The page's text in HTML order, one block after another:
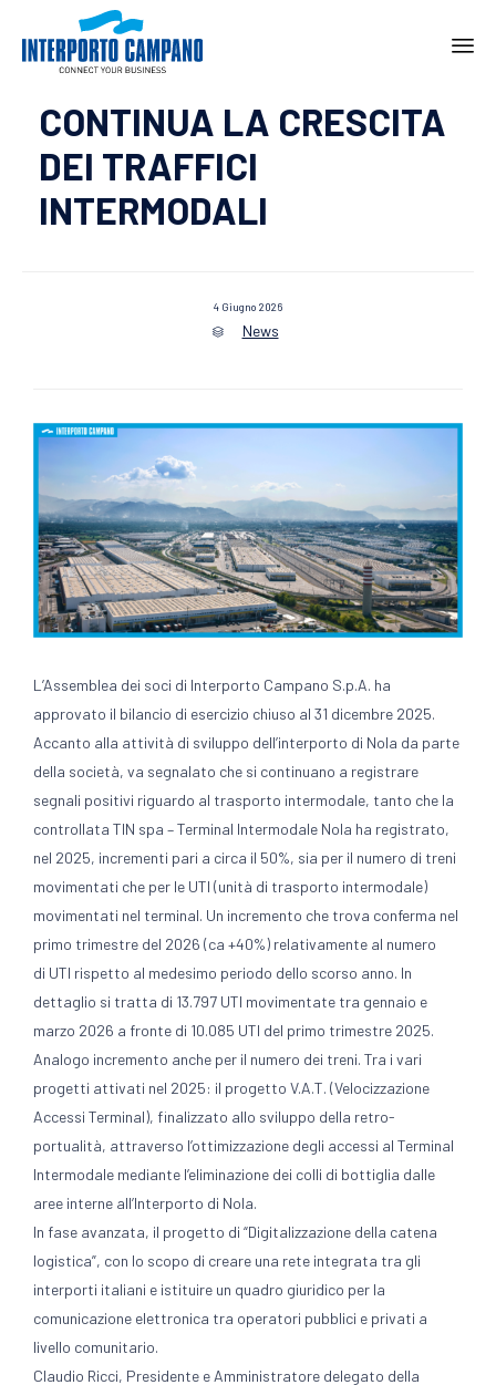
CONTINUA LA CRESCITA
DEI TRAFFICI
INTERMODALI
4 Giugno 2026
 Category
News
L’Assemblea dei soci di Interporto Campano S.p.A. ha
approvato il bilancio di esercizio chiuso al 31 dicembre 2025.
Accanto alla attività di sviluppo dell’interporto di Nola da parte
della società, va segnalato che si continuano a registrare
segnali positivi riguardo al trasporto intermodale, tanto che la
controllata TIN spa – Terminal Intermodale Nola ha registrato,
nel 2025, incrementi pari a circa il 50%, sia per il numero di treni
movimentati che per le UTI (unità di trasporto intermodale)
movimentati nel terminal. Un incremento che trova conferma nel
primo trimestre del 2026 (ca +40%) relativamente al numero
di UTI rispetto al medesimo periodo dello scorso anno. In
dettaglio si tratta di 13.797 UTI movimentate tra gennaio e
marzo 2026 a fronte di 10.085 UTI del primo trimestre 2025.
Analogo incremento anche per il numero dei treni. Tra i vari
progetti attivati nel 2025: il progetto V.A.T. (Velocizzazione
Accessi Terminal), finalizzato allo sviluppo della retro-
portualità, attraverso l’ottimizzazione degli accessi al Terminal
Intermodale mediante l’eliminazione dei colli di bottiglia dalle
aree interne all’Interporto di Nola.
In fase avanzata, il progetto di “Digitalizzazione della catena
logistica”, con lo scopo di creare una rete integrata tra gli
interporti italiani e istituire un quadro giuridico per la
comunicazione elettronica tra operatori pubblici e privati a
livello comunitario.
Claudio Ricci, Presidente e Amministratore delegato della